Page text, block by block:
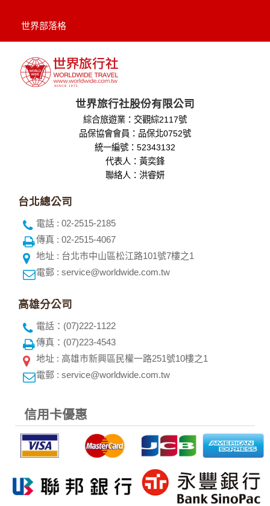
世界部落格
世界旅行社股份有限公司
綜合旅遊業：交觀綜2117號
品保協會會員：品保北0752號
統一編號：52343132
代表人：黃奕鋒
聯絡人：洪睿妍
台北總公司
電話 : 02-2515-2185
傳真 : 02-2515-4067
地址 : 台北市中山區松江路101號7樓之1
電郵 : service@worldwide.com.tw
高雄分公司
電話：(07)222-1122
傳真：(07)223-4543
地址 : 高雄市新興區民權一路251號10樓之1
電郵 : service@worldwide.com.tw
信用卡優惠